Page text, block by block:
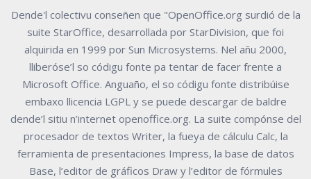
Dende'l colectivu conseñen que "OpenOffice.org surdió de la
suite StarOffice, desarrollada por StarDivision, que foi
alquirida en 1999 por Sun Microsystems. Nel añu 2000,
lliberóse’l so códigu fonte pa tentar de facer frente a
Microsoft Office. Anguaño, el so códigu fonte distribúise
embaxo llicencia LGPL y se puede descargar de baldre
dende’l sitiu n’internet openoffice.org. La suite compónse del
procesador de textos Writer, la fueya de cálculu Calc, la
ferramienta de presentaciones Impress, la base de datos
Base, l’editor de gráficos Draw y l’editor de fórmules